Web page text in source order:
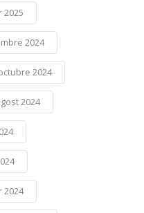
2024
2024
2024
2024